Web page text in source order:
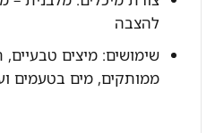
להצבה
שימושים: מיצים
ממותקים, מים בטעמים